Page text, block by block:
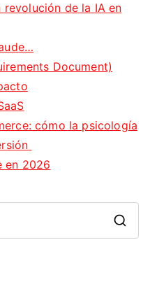
de la IA en
Document)
cómo la psicología
en 2026